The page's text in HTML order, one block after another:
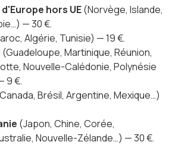
hors UE(Norvège, Islande,
— 30 €.
Algérie, Tunisie) — 19 €.
(Guadeloupe, Martinique, Réunion,
Nouvelle-Calédonie, Polynésie
9 €.
Brésil, Argentine, Mexique…)
(Japon, Chine, Corée,
Nouvelle-Zélande…) — 30 €.